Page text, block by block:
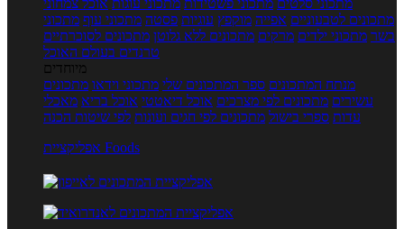
מתכוני סלטים מתכוני פשטידות מתכוני עוגות אוכל צמחוני
מתכונים לטבעוניים אפייה מוקפץ עוגיות פסטה מתכוני עוף מתכוני
בשר מתכוני ילדים מרקים מתכונים ללא גלוטן מתכונים לסוכרתיים
טרנדים בעולם האוכל
מיוחדים
מנתח המתכונים ספר המתכונים שלי מתכוני וידאו מתכונים
עשירים מתכונים לפי מצרכים אוכל דיאטטי אוכל בריא מאכלי
עדות ספרי בישול מתכונים לפי חגים ועונות לפי שיטות הכנה
אפליקציית Foods